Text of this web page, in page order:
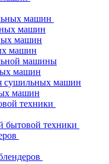
машин
машин
машин
машин
машины
машин
сушильных машин
машин
техники
бытовой техники